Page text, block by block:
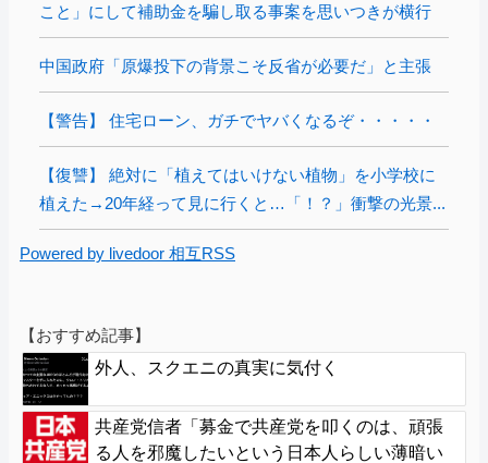
こと」にして補助金を騙し取る事案を思いつきが横行
中国政府「原爆投下の背景こそ反省が必要だ」と主張
【警告】 住宅ローン、ガチでヤバくなるぞ・・・・・
【復讐】 絶対に「植えてはいけない植物」を小学校に
植えた→20年経って見に行くと…「！？」衝撃の光景...
Powered by livedoor 相互RSS
【おすすめ記事】
外人、スクエニの真実に気付く
共産党信者「募金で共産党を叩くのは、頑張
る人を邪魔したいという日本人らしい薄暗い